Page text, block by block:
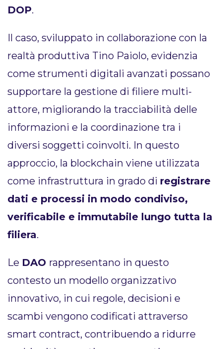
DOP.
Il caso, sviluppato in collaborazione con la
realtà produttiva Tino Paiolo, evidenzia
come strumenti digitali avanzati possano
supportare la gestione di filiere multi-
attore, migliorando la tracciabilità delle
informazioni e la coordinazione tra i
diversi soggetti coinvolti. In questo
approccio, la blockchain viene utilizzata
come infrastruttura in grado di registrare
dati e processi in modo condiviso,
verificabile e immutabile lungo tutta la
filiera.
Le DAO rappresentano in questo
contesto un modello organizzativo
innovativo, in cui regole, decisioni e
scambi vengono codificati attraverso
smart contract, contribuendo a ridurre